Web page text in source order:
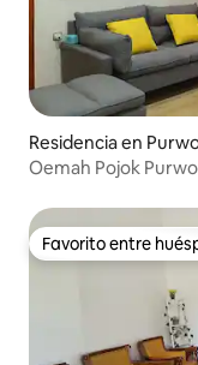
Residencia en
Oemah Pojok
Favorito entre
Favorito entre